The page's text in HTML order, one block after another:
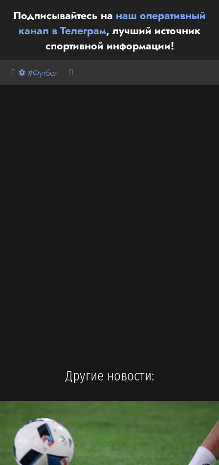
Подписывайтесь на наш оперативный
канал в Телеграм, лучший источник
спортивной информации!
⚽ #Футбол
Другие новости: